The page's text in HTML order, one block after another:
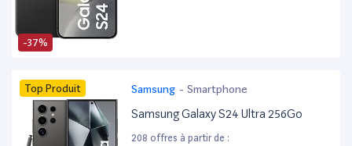
-37%
Top Produit Samsung - Smartphone
Samsung Galaxy S24 Ultra 256Go
208 offres à partir de :